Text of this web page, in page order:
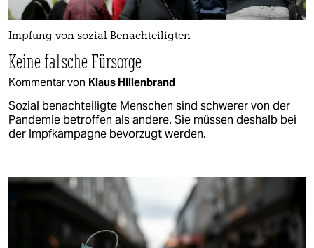
Impfung von sozial Benachteiligten
Keine falsche Fürsorge
Kommentar von Klaus Hillenbrand
Sozial benachteiligte Menschen sind schwerer von der
Pandemie betroffen als andere. Sie müssen deshalb bei
der Impfkampagne bevorzugt werden.